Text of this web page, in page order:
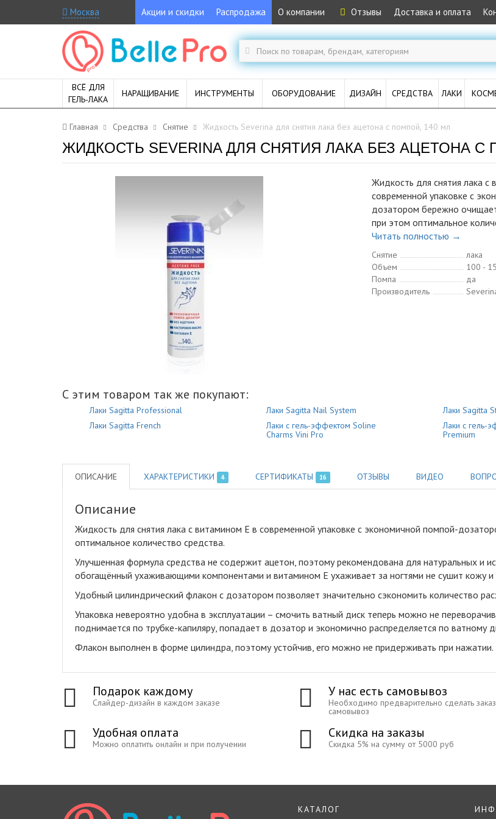
Москва Акции и скидки Распродажа О компании Отзывы Доставка и оплата
ВСЁ ДЛЯ
ГЕЛЬ-ЛАКА
НАРАЩИВАНИЕ ИНСТРУМЕНТЫ ОБОРУДОВАНИЕ ДИЗАЙН СРЕДСТВА ЛАКИ
Главная Средства Снятие Жидкость Severina для снятия лака без ацетона с помпой, 140 мл
ЖИДКОСТЬ SEVERINA ДЛЯ СНЯТИЯ ЛАКА БЕЗ АЦЕТОНА С
Жидкость для снятия лака с
современной упаковке с
дозатором бережно очищает
при этом оптимальное
Читать полностью →
Снятие
лака
Объем
100 -
Помпа
да
Производитель
С этим товаром так же покупают:
Лаки Sagitta Professional Лаки Sagitta Nail System
Лаки Sagitta
Лаки Sagitta French
Лаки с гель-эффектом Soline
Charms Vini Pro
Лаки с гель-
Premium
ОПИСАНИЕ ХАРАКТЕРИСТИКИ 4 СЕРТИФИКАТЫ 16 ОТЗЫВЫ ВИДЕО
Описание
Жидкость для снятия лака с витамином Е в современной упаковке с экономичной помпой-
оптимальное количество средства.
Улучшенная формула средства не содержит ацетон, поэтому рекомендована для натуральных и
обогащённый ухаживающими компонентами и витамином Е ухаживает за ногтями не сушит кожу и
Удобный цилиндрический флакон с дозатором позволяет значительно сэкономить количество
Упаковка невероятно удобна в эксплуатации – смочить ватный диск теперь можно не
поднимается по трубке-капиляру, попадает в дозатор и экономично распределяется по ватному
Флакон выполнен в форме цилиндра, поэтому устойчив, его можно не придерживать при нажатии.
Подарок каждому
Слайдер-дизайн в каждом заказе
У нас есть самовывоз
Необходимо предварительно сделать
самовывоз
Удобная оплата
Можно оплатить онлайн и при получении
Скидка на заказы
Скидка 5% на сумму от 5000 руб
КАТАЛОГ